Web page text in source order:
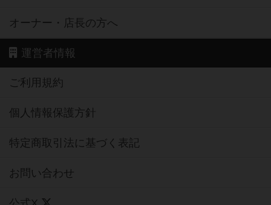
オーナー・店長の方へ
運営者情報
ご利用規約
個人情報保護方針
特定商取引法に基づく表記
お問い合わせ